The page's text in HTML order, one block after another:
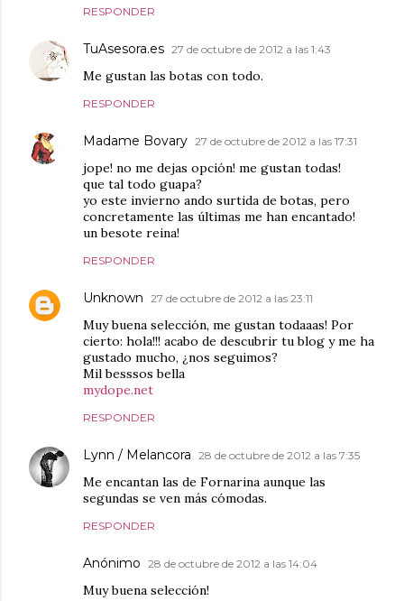
RESPONDER
TuAsesora.es 27 de octubre de 2012 a las 1:43
Me gustan las botas con todo.
RESPONDER
Madame Bovary 27 de octubre de 2012 a las 17:31
jope! no me dejas opción! me gustan todas!
que tal todo guapa?
yo este invierno ando surtida de botas, pero
concretamente las últimas me han encantado!
un besote reina!
RESPONDER
Unknown 27 de octubre de 2012 a las 23:11
Muy buena selección, me gustan todaaas! Por
cierto: hola!!! acabo de descubrir tu blog y me ha
gustado mucho, ¿nos seguimos?
Mil besssos bella
mydope.net
RESPONDER
Lynn / Melancora 28 de octubre de 2012 a las 7:35
Me encantan las de Fornarina aunque las
segundas se ven más cómodas.
RESPONDER
Anónimo 28 de octubre de 2012 a las 14:04
Muy buena selección!